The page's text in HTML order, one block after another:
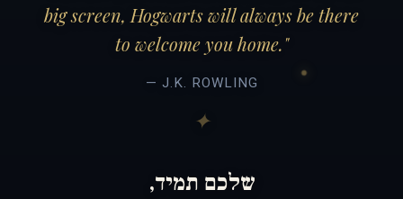
big screen, Hogwarts will always be there
to welcome you home."
— J.K. ROWLING
שלכם תמיד,